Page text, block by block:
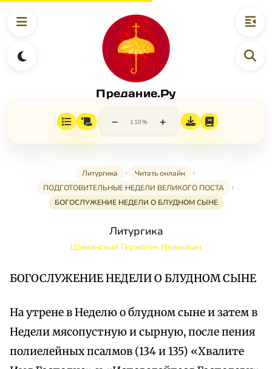
Предание.Ру
− 110% +
Литургика
Читать онлайн
ПОДГОТОВИТЕЛЬНЫЕ НЕДЕЛИ ВЕЛИКОГО ПОСТА
БОГОСЛУЖЕНИЕ НЕДЕЛИ О БЛУДНОМ СЫНЕ
Литургика
Шиманский Гермоген Иванович
БОГОСЛУЖЕНИЕ НЕДЕЛИ О БЛУДНОМ СЫНЕ
На утрене в Неделю о блудном сыне и затем в
Недели мясопустную и сырную, после пения
полиелейных псалмов (134 и 135) «Хвалите